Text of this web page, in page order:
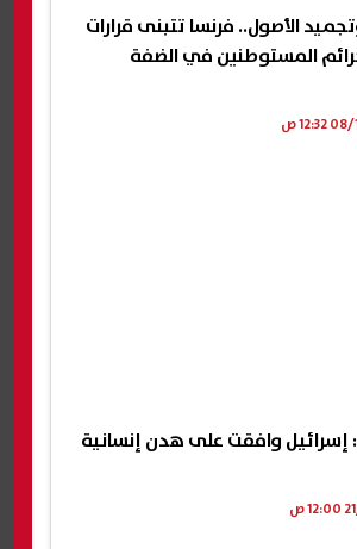
الأصول.. فرنسا تتبنى قرارات
المستوطنين في الضفة
إسرائيل وافقت على هدن إنسانية